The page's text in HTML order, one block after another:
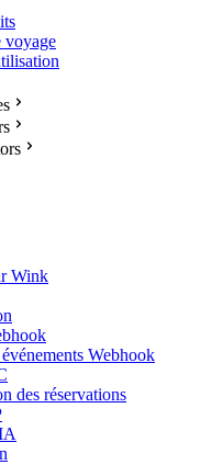
voyage
Wink
Webhook
des réservations